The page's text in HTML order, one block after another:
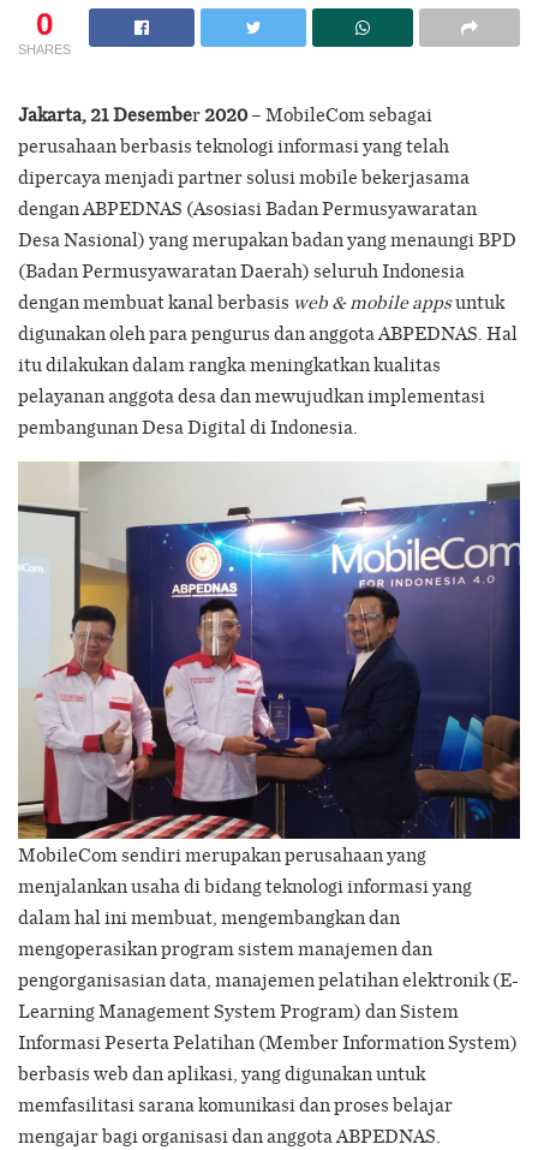
0
SHARES
Jakarta, 21 Desember2020– MobileCom sebagai
perusahaan berbasis teknologi informasi yang telah
dipercaya menjadi partner solusi mobile bekerjasama
dengan ABPEDNAS (Asosiasi Badan Permusyawaratan
Desa Nasional) yang merupakan badan yang menaungi BPD
(Badan Permusyawaratan Daerah) seluruh Indonesia
dengan membuat kanal berbasis web & mobile appsuntuk
digunakan oleh para pengurus dan anggota ABPEDNAS. Hal
itu dilakukan dalam rangka meningkatkan kualitas
pelayanan anggota desa dan mewujudkan implementasi
pembangunan Desa Digital di Indonesia.
MobileCom sendiri merupakan perusahaan yang
menjalankan usaha di bidang teknologi informasi yang
dalam hal ini membuat, mengembangkan dan
mengoperasikan program sistem manajemen dan
pengorganisasian data, manajemen pelatihan elektronik (E-
Learning Management System Program) dan Sistem
Informasi Peserta Pelatihan (Member Information System)
berbasis web dan aplikasi, yang digunakan untuk
memfasilitasi sarana komunikasi dan proses belajar
mengajar bagi organisasi dan anggota ABPEDNAS.